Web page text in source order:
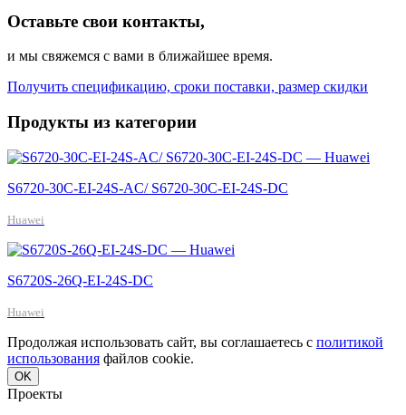
Оставьте свои контакты,
и мы свяжемся с вами в ближайшее время.
Получить спецификацию, сроки поставки, размер скидки
Продукты из категории
S6720-30C-EI-24S-AC/ S6720-30C-EI-24S-DC
Huawei
S6720S-26Q-EI-24S-DC
Huawei
Продолжая использовать сайт, вы соглашаетесь с политикой
использования файлов cookie.
OK
Проекты